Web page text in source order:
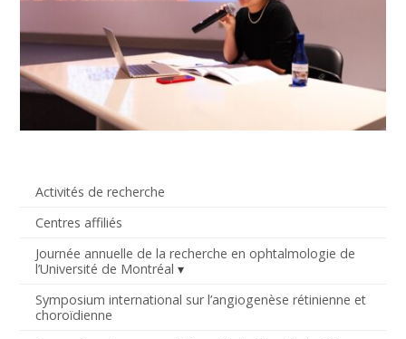
Activités de recherche
Centres affiliés
Journée annuelle de la recherche en ophtalmologie de
l’Université de Montréal
Symposium international sur l’angiogenèse rétinienne et
choroïdienne